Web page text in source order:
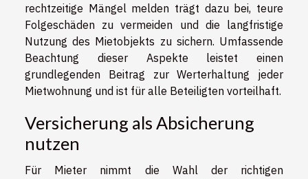
rechtzeitige Mängel melden trägt dazu bei, teure
Folgeschäden zu vermeiden und die langfristige
Nutzung des Mietobjekts zu sichern. Umfassende
Beachtung dieser Aspekte leistet einen
grundlegenden Beitrag zur Werterhaltung jeder
Mietwohnung und ist für alle Beteiligten vorteilhaft.
Versicherung als Absicherung
nutzen
Für Mieter nimmt die Wahl der richtigen